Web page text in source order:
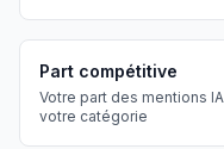
Part compétitive
Votre part des mentions
votre catégorie